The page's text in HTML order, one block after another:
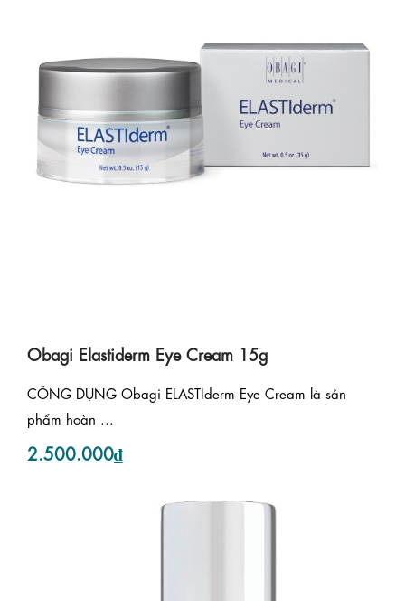
Obagi Elastiderm Eye Cream 15g
CÔNG DỤNG Obagi ELASTIderm Eye Cream là sản
phẩm hoàn ...
2.500.000₫